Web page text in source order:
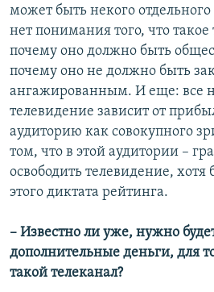
может быть некого
нет понимания того, что
почему оно должно быть
почему оно не должно быть
ангажированным. И еще: все
телевидение зависит от
аудиторию как совокупного
том, что в этой аудитории –
освободить телевидение, хотя
этого диктата рейтинга.
– Известно ли уже, нужно
дополнительные деньги, для
такой телеканал?